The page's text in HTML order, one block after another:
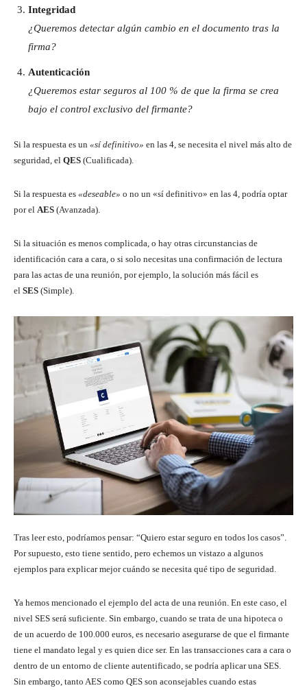
Integridad
¿Queremos detectar algún cambio en el documento tras la
firma?
Autenticación
¿Queremos estar seguros al 100 % de que la firma se crea
bajo el control exclusivo del firmante?
Si la respuesta es un «sí definitivo» en las 4, se necesita el nivel más alto de
seguridad, el QES (Cualificada).
Si la respuesta es «deseable» o no un «sí definitivo» en las 4, podría optar
por el AES (Avanzada).
Si la situación es menos complicada, o hay otras circunstancias de
identificación cara a cara, o si solo necesitas una confirmación de lectura
para las actas de una reunión, por ejemplo, la solución más fácil es
el SES (Simple).
Tras leer esto, podríamos pensar: “Quiero estar seguro en todos los casos”.
Por supuesto, esto tiene sentido, pero echemos un vistazo a algunos
ejemplos para explicar mejor cuándo se necesita qué tipo de seguridad.
Ya hemos mencionado el ejemplo del acta de una reunión. En este caso, el
nivel SES será suficiente. Sin embargo, cuando se trata de una hipoteca o
de un acuerdo de 100.000 euros, es necesario asegurarse de que el firmante
tiene el mandato legal y es quien dice ser. En las transacciones cara a cara o
dentro de un entorno de cliente autentificado, se podría aplicar una SES.
Sin embargo, tanto AES como QES son aconsejables cuando estas